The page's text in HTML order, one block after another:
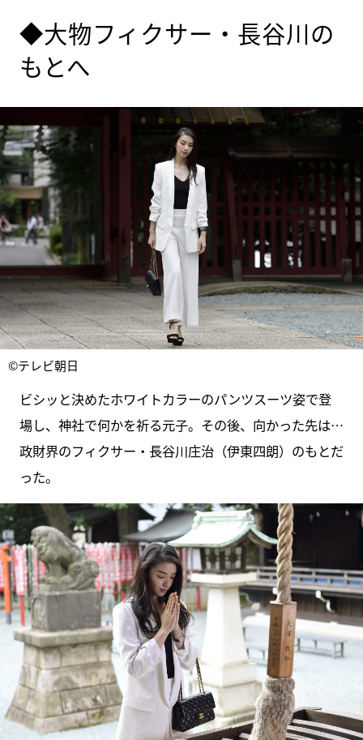
◆大物フィクサー・長谷川の
もとへ
©テレビ朝日
ビシッと決めたホワイトカラーのパンツスーツ姿で登
場し、神社で何かを祈る元子。その後、向かった先は…
政財界のフィクサー・長谷川庄治（伊東四朗）のもとだ
った。